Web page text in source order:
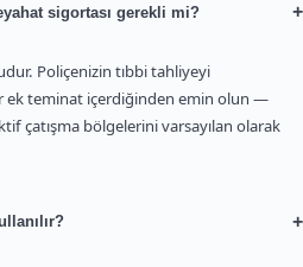
sigortası gerekli mi? +
Poliçenizin tıbbi tahliyeyi
ek teminat içerdiğinden emin olun —
çatışma bölgelerini varsayılan olarak
+